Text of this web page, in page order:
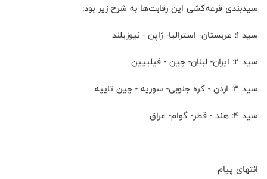
سیدبندی قرعه‌کشی این رقابت‌ها به شرح زیر بود:
سید ۱: عربستان- استرالیا- ژاپن - نیوزیلند
سید ۲: ایران- لبنان- چین - فیلیپین
سید ۳: اردن - کره جنوبی- سوریه - چین تایپه
سید ۴: هند - قطر- گوام- عراق
انتهای پیام